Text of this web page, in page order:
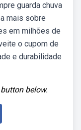
guarda chuva
mais sobre
em milhões de
o cupom de
e durabilidade
below.